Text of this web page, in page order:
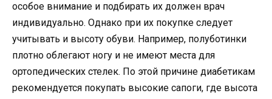
особое внимание и подбирать их должен врач
индивидуально. Однако при их покупке следует
учитывать и высоту обуви. Например, полуботинки
плотно облегают ногу и не имеют места для
ортопедических стелек. По этой причине диабетикам
рекомендуется покупать высокие сапоги, где высота